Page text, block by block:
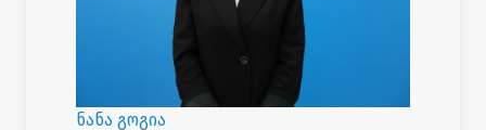
ნანა გოგია